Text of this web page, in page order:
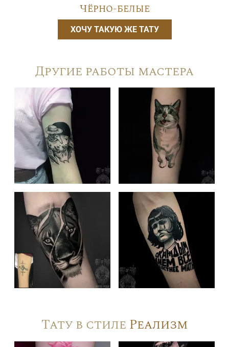
Чёрно-белые
ХОЧУ ТАКУЮ ЖЕ ТАТУ
Другие работы мастера
Тату в стиле Реализм